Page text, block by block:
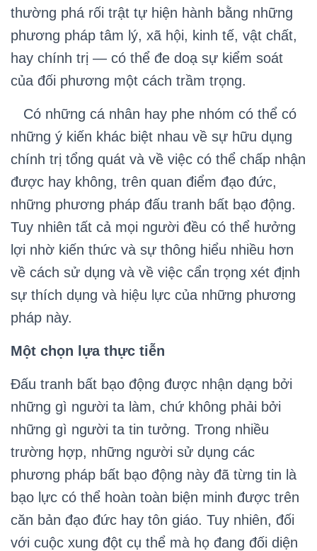
thường phá rối trật tự hiện hành bằng những
phương pháp tâm lý, xã hội, kinh tế, vật chất,
hay chính trị — có thể đe doạ sự kiểm soát
của đối phương một cách trầm trọng.
Có những cá nhân hay phe nhóm có thể có
những ý kiến khác biệt nhau về sự hữu dụng
chính trị tổng quát và về việc có thể chấp nhận
được hay không, trên quan điểm đạo đức,
những phương pháp đấu tranh bất bạo động.
Tuy nhiên tất cả mọi người đều có thể hưởng
lợi nhờ kiến thức và sự thông hiểu nhiều hơn
về cách sử dụng và về việc cẩn trọng xét định
sự thích dụng và hiệu lực của những phương
pháp này.
Một chọn lựa thực tiễn
Đấu tranh bất bạo động được nhận dạng bởi
những gì người ta làm, chứ không phải bởi
những gì người ta tin tưởng. Trong nhiều
trường hợp, những người sử dụng các
phương pháp bất bạo động này đã từng tin là
bạo lực có thể hoàn toàn biện minh được trên
căn bản đạo đức hay tôn giáo. Tuy nhiên, đối
với cuộc xung đột cụ thể mà họ đang đối diện